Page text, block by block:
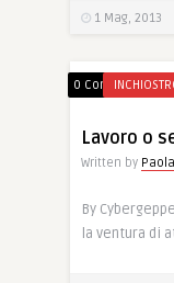
1 Mag, 2013
0 Comments
Lavoro o
Written by
By
la ventura di